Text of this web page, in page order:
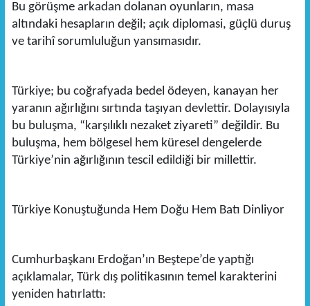
Bu görüşme arkadan dolanan oyunların, masa
altındaki hesapların değil; açık diplomasi, güçlü duruş
ve tarihî sorumluluğun yansımasıdır.
Türkiye; bu coğrafyada bedel ödeyen, kanayan her
yaranın ağırlığını sırtında taşıyan devlettir. Dolayısıyla
bu buluşma, “karşılıklı nezaket ziyareti” değildir. Bu
buluşma, hem bölgesel hem küresel dengelerde
Türkiye’nin ağırlığının tescil edildiği bir millettir.
Türkiye Konuştuğunda Hem Doğu Hem Batı Dinliyor
Cumhurbaşkanı Erdoğan’ın Beştepe’de yaptığı
açıklamalar, Türk dış politikasının temel karakterini
yeniden hatırlattı: